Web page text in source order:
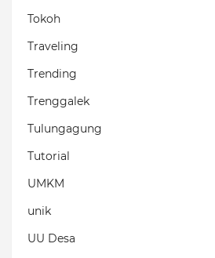
Tokoh
Traveling
Trending
Trenggalek
Tulungagung
Tutorial
UMKM
unik
UU Desa